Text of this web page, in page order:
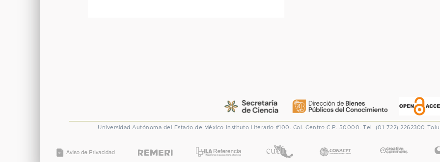
Universidad Autónoma del Estado de México Instituto Literario #100. Col. Centro C.P. 50000. Tel. (01-722) 2262300